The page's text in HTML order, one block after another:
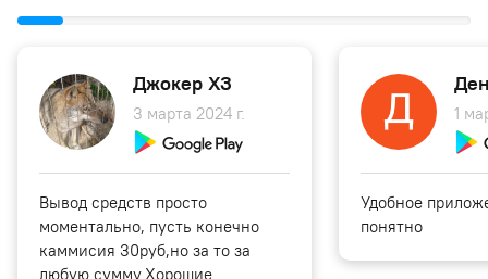
Джокер ХЗ
3 марта 2024 г.
Вывод средств просто
моментально, пусть конечно
каммисия 30руб,но за то за
любую сумму.Хорошие
1
Удобное
понятно